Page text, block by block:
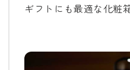
ギフトにも最適な化粧